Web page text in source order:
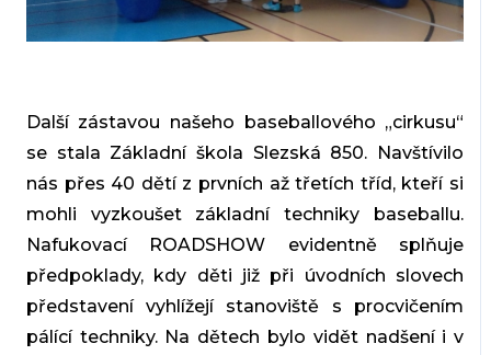
Další zástavou našeho baseballového „cirkusu“
se stala Základní škola Slezská 850. Navštívilo
nás přes 40 dětí z prvních až třetích tříd, kteří si
mohli vyzkoušet základní techniky baseballu.
Nafukovací ROADSHOW evidentně splňuje
předpoklady, kdy děti již při úvodních slovech
představení vyhlížejí stanoviště s procvičením
pálící techniky. Na dětech bylo vidět nadšení i v